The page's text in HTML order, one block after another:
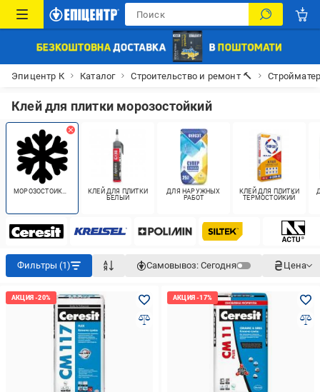
Эпицентр К Каталог Строительство и ремонт 🔨
Клей для плитки морозостойкий
МОРОЗОСТОЙКИЙ
КЛЕЙ ДЛЯ ПЛИТКИ
БЕЛЫЙ
ДЛЯ НАРУЖНЫХ
РАБОТ
КЛЕЙ ДЛЯ ПЛИТКИ
ТЕРМОСТОЙКИЙ
Фильтры (1) Самовывоз: Сегодня Цена